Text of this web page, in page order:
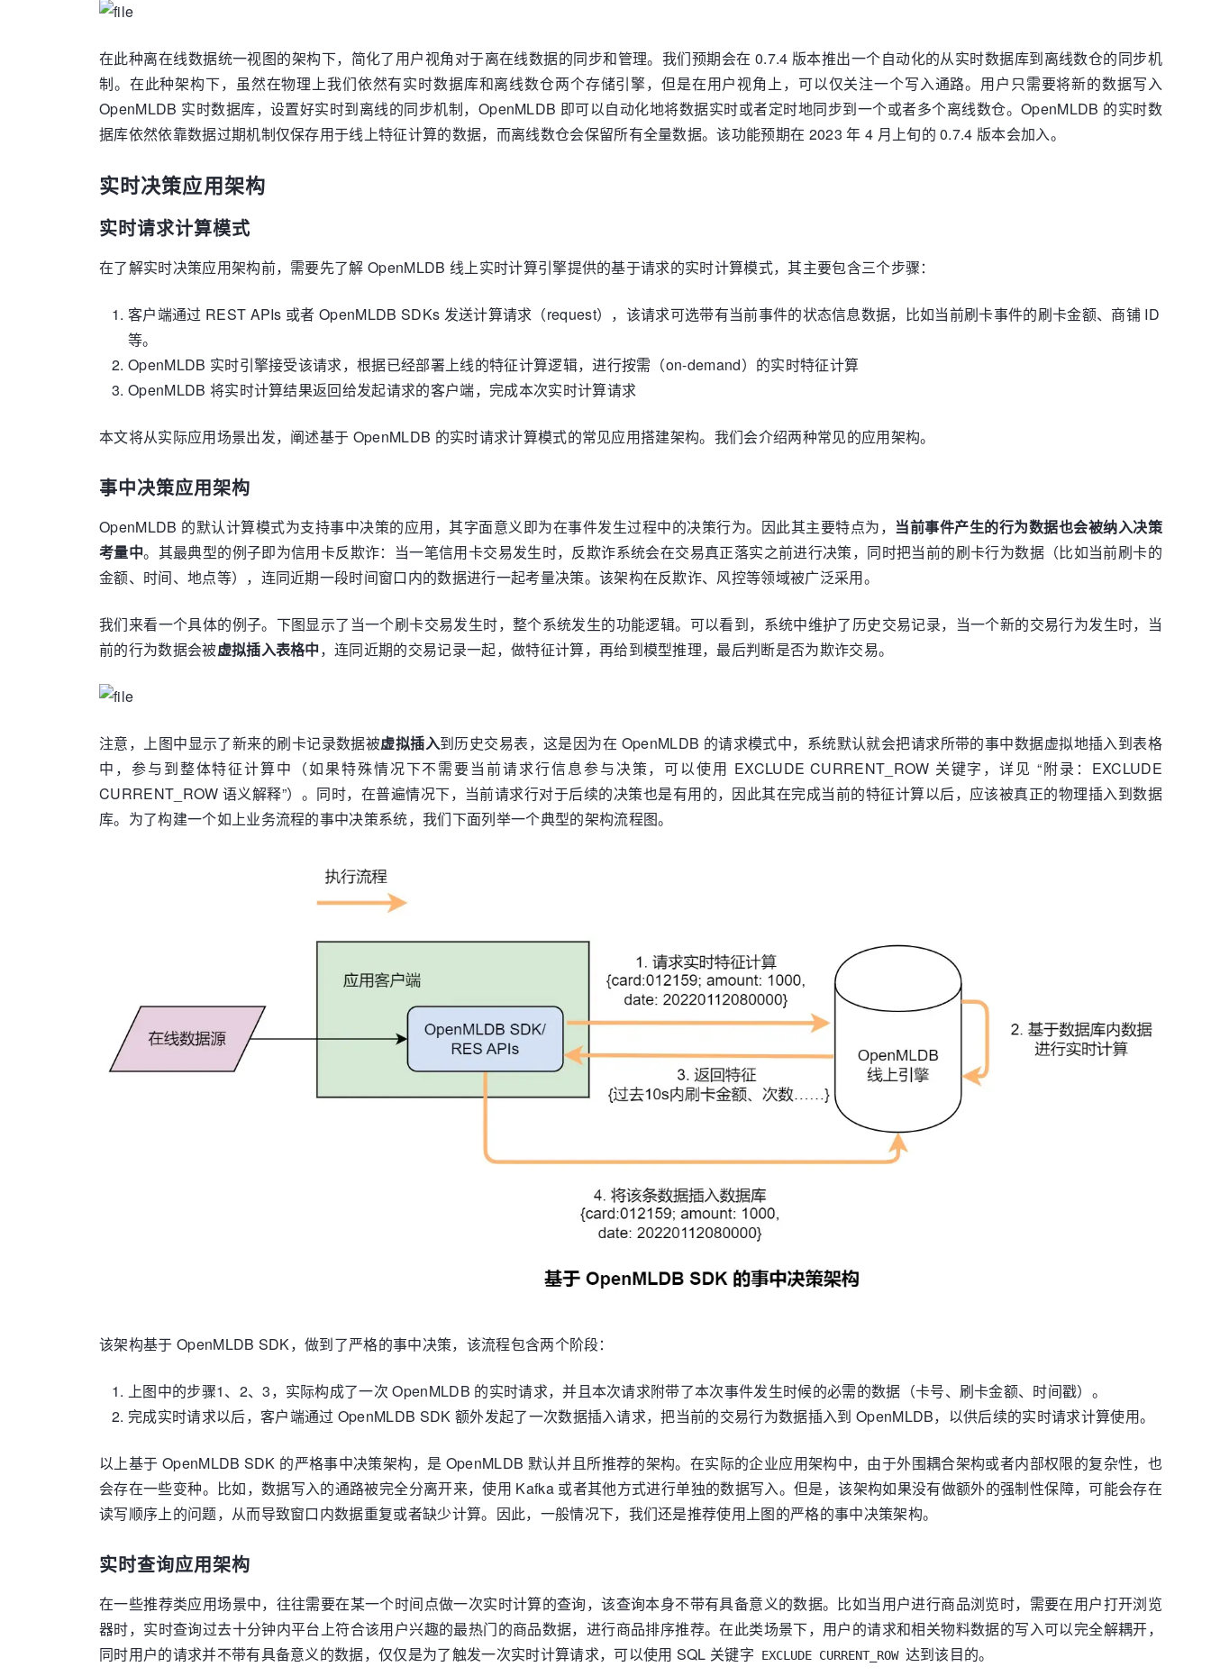
在此种离在线数据统一视图的架构下，简化了用户视角对于离在线数据的同步和管理。我们预期会在 0.7.4 版本推出一个自动化的从实时数据库到离线数仓的同步机
制。在此种架构下，虽然在物理上我们依然有实时数据库和离线数仓两个存储引擎，但是在用户视角上，可以仅关注一个写入通路。用户只需要将新的数据写入
OpenMLDB 实时数据库，设置好实时到离线的同步机制，OpenMLDB 即可以自动化地将数据实时或者定时地同步到一个或者多个离线数仓。OpenMLDB 的实时数
据库依然依靠数据过期机制仅保存用于线上特征计算的数据，而离线数仓会保留所有全量数据。该功能预期在 2023 年 4 月上旬的 0.7.4 版本会加入。
实时决策应用架构
实时请求计算模式
在了解实时决策应用架构前，需要先了解 OpenMLDB 线上实时计算引擎提供的基于请求的实时计算模式，其主要包含三个步骤：
客户端通过 REST APIs 或者 OpenMLDB SDKs 发送计算请求（request），该请求可选带有当前事件的状态信息数据，比如当前刷卡事件的刷卡金额、商铺 ID
等。
OpenMLDB 实时引擎接受该请求，根据已经部署上线的特征计算逻辑，进行按需（on-demand）的实时特征计算
OpenMLDB 将实时计算结果返回给发起请求的客户端，完成本次实时计算请求
本文将从实际应用场景出发，阐述基于 OpenMLDB 的实时请求计算模式的常见应用搭建架构。我们会介绍两种常见的应用架构。
事中决策应用架构
OpenMLDB 的默认计算模式为支持事中决策的应用，其字面意义即为在事件发生过程中的决策行为。因此其主要特点为， 当前事件产生的行为数据也会被纳入决策
考量中。其最典型的例子即为信用卡反欺诈：当一笔信用卡交易发生时，反欺诈系统会在交易真正落实之前进行决策，同时把当前的刷卡行为数据（比如当前刷卡的
金额、时间、地点等），连同近期一段时间窗口内的数据进行一起考量决策。该架构在反欺诈、风控等领域被广泛采用。
我们来看一个具体的例子。下图显示了当一个刷卡交易发生时，整个系统发生的功能逻辑。可以看到，系统中维护了历史交易记录，当一个新的交易行为发生时，当
前的行为数据会被虚拟插入表格中，连同近期的交易记录一起，做特征计算，再给到模型推理，最后判断是否为欺诈交易。
注意，上图中显示了新来的刷卡记录数据被虚拟插入到历史交易表，这是因为在 OpenMLDB 的请求模式中，系统默认就会把请求所带的事中数据虚拟地插入到表格
中，参与到整体特征计算中（如果特殊情况下不需要当前请求行信息参与决策，可以使用 EXCLUDE CURRENT_ROW 关键字，详见 “附录：EXCLUDE
CURRENT_ROW 语义解释”）。同时，在普遍情况下，当前请求行对于后续的决策也是有用的，因此其在完成当前的特征计算以后，应该被真正的物理插入到数据
库。为了构建一个如上业务流程的事中决策系统，我们下面列举一个典型的架构流程图。
该架构基于 OpenMLDB SDK，做到了严格的事中决策，该流程包含两个阶段：
上图中的步骤1、2、3，实际构成了一次 OpenMLDB 的实时请求，并且本次请求附带了本次事件发生时候的必需的数据（卡号、刷卡金额、时间戳）。
完成实时请求以后，客户端通过 OpenMLDB SDK 额外发起了一次数据插入请求，把当前的交易行为数据插入到 OpenMLDB，以供后续的实时请求计算使用。
以上基于 OpenMLDB SDK 的严格事中决策架构，是 OpenMLDB 默认并且所推荐的架构。在实际的企业应用架构中，由于外围耦合架构或者内部权限的复杂性，也
会存在一些变种。比如，数据写入的通路被完全分离开来，使用 Kafka 或者其他方式进行单独的数据写入。但是，该架构如果没有做额外的强制性保障，可能会存在
读写顺序上的问题，从而导致窗口内数据重复或者缺少计算。因此，一般情况下，我们还是推荐使用上图的严格的事中决策架构。
实时查询应用架构
在一些推荐类应用场景中，往往需要在某一个时间点做一次实时计算的查询，该查询本身不带有具备意义的数据。比如当用户进行商品浏览时，需要在用户打开浏览
器时，实时查询过去十分钟内平台上符合该用户兴趣的最热门的商品数据，进行商品排序推荐。在此类场景下，用户的请求和相关物料数据的写入可以完全解耦开，
同时用户的请求并不带有具备意义的数据，仅仅是为了触发一次实时计算请求，可以使用 SQL 关键字
EXCLUDE CURRENT_ROW 达到该目的。